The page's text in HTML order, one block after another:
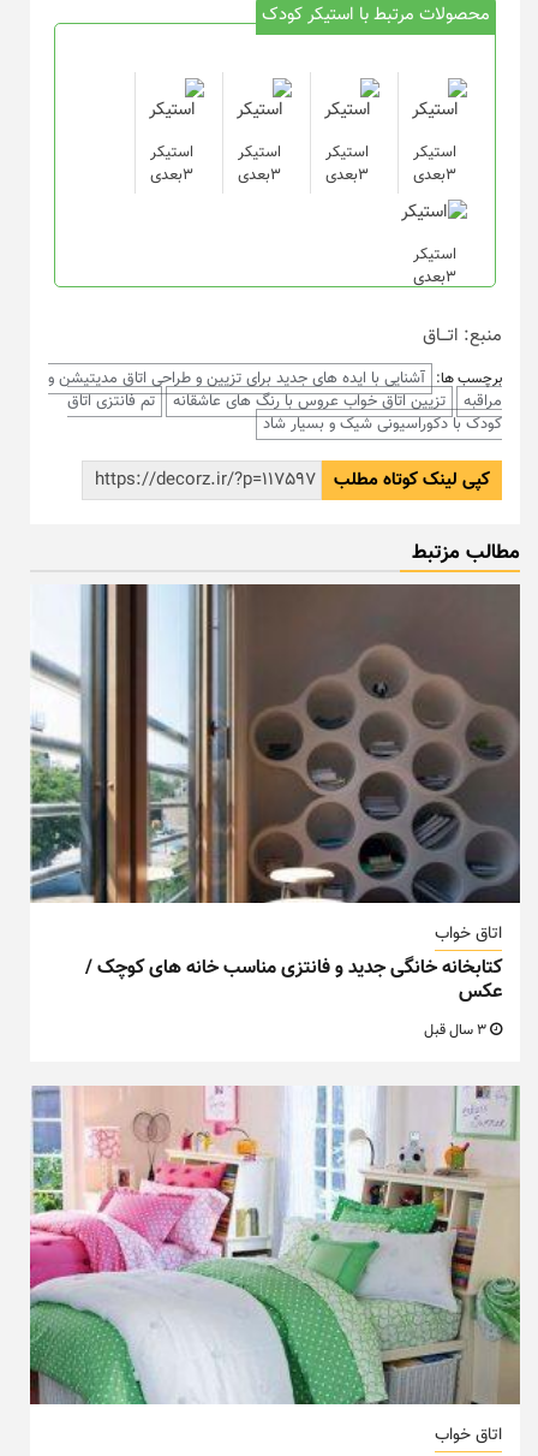
محصولات مرتبط با استیکر کودک
استیکر
۳بعدی
استیکر
۳بعدی
استیکر
۳بعدی
استیکر
۳بعدی
استیکر
۳بعدی
منبع: اتـــاق
برچسب ها: آشنایی با ایده های جدید برای تزیین و طراحی اتاق مدیتیشن و
مراقبه
تزیین اتاق خواب عروس با رنگ های عاشقانه
تم فانتزی اتاق
کودک با دکوراسیونی شیک و بسیار شاد
کپی لینک کوتاه مطلب
مطالب مزتبط
اتاق خواب
کتابخانه خانگی جدید و فانتزی مناسب خانه های کوچک /
عکس
اتاق خواب